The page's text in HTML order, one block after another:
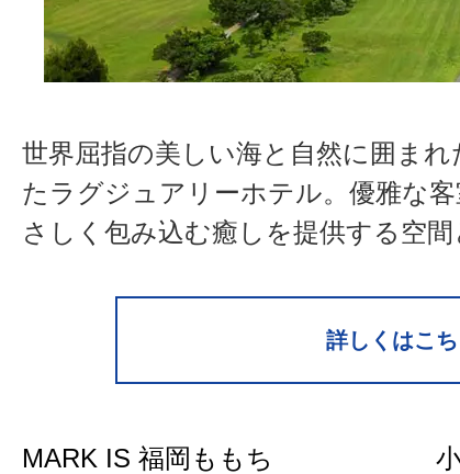
世界屈指の美しい海と自然に囲ま
たラグジュアリーホテル。優雅な
さしく包み込む癒しを提供する空間
詳しくはこ
MARK IS 福岡ももち